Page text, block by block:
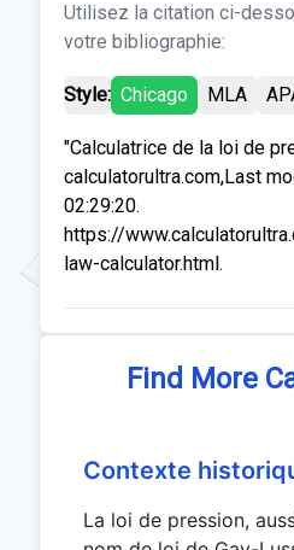
Utilisez la citation ci-
votre bibliographie:
Style: Chicago MLA
"Calculatrice de la loi de
calculatorultra.com,Last
02:29:20.
https://
law-calculator.html.
Find More
Contexte
La loi de pression,